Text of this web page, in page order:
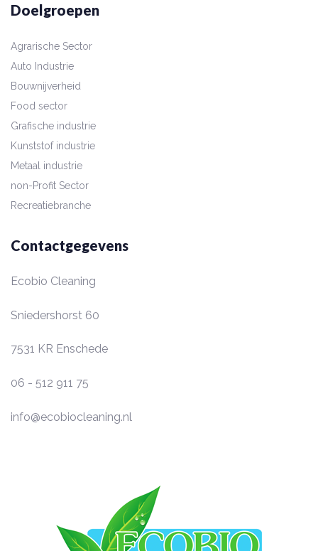
Doelgroepen
Agrarische Sector
Auto Industrie
Bouwnijverheid
Food sector
Grafische industrie
Kunststof industrie
Metaal industrie
non-Profit Sector
Recreatiebranche
Contactgegevens
Ecobio Cleaning
Sniedershorst 60
7531 KR Enschede
06 - 512 911 75
info@ecobiocleaning.nl